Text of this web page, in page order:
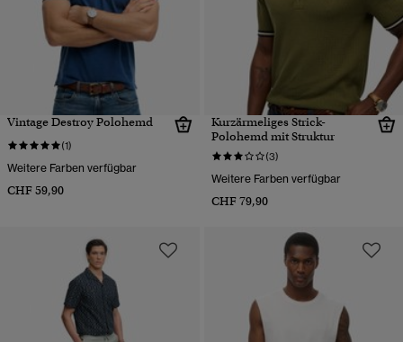
Vintage Destroy Polohemd
(1)
Weitere Farben verfügbar
CHF 59,90
Kurzärmeliges Strick-
Polohemd mit Struktur
(3)
Weitere Farben verfügbar
CHF 79,90